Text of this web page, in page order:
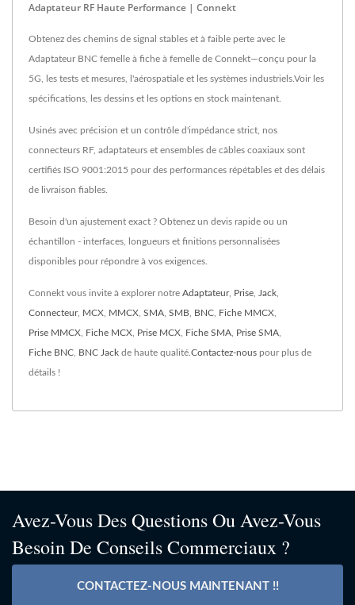
Adaptateur RF Haute Performance | Connekt
Obtenez des chemins de signal stables et à faible perte avec le
Adaptateur BNC femelle à fiche à femelle de Connekt—conçu pour la
5G, les tests et mesures, l'aérospatiale et les systèmes industriels.Voir les
spécifications, les dessins et les options en stock maintenant.
Usinés avec précision et un contrôle d'impédance strict, nos
connecteurs RF, adaptateurs et ensembles de câbles coaxiaux sont
certifiés ISO 9001:2015 pour des performances répétables et des délais
de livraison fiables.
Besoin d'un ajustement exact ? Obtenez un devis rapide ou un
échantillon - interfaces, longueurs et finitions personnalisées
disponibles pour répondre à vos exigences.
Connekt vous invite à explorer notre Adaptateur, Prise, Jack,
Connecteur, MCX, MMCX, SMA, SMB, BNC, Fiche MMCX,
Prise MMCX, Fiche MCX, Prise MCX, Fiche SMA, Prise SMA,
Fiche BNC, BNC Jack de haute qualité.Contactez-nous pour plus de
détails !
Avez-Vous Des Questions Ou Avez-Vous
Besoin De Conseils Commerciaux ?
CONTACTEZ-NOUS MAINTENANT !!